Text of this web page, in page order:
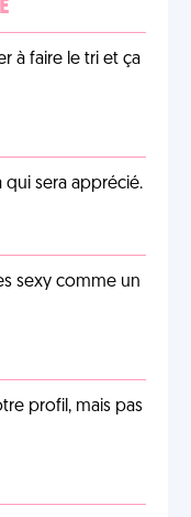
à faire le tri et ça
qui sera apprécié.
sexy comme un
profil, mais pas